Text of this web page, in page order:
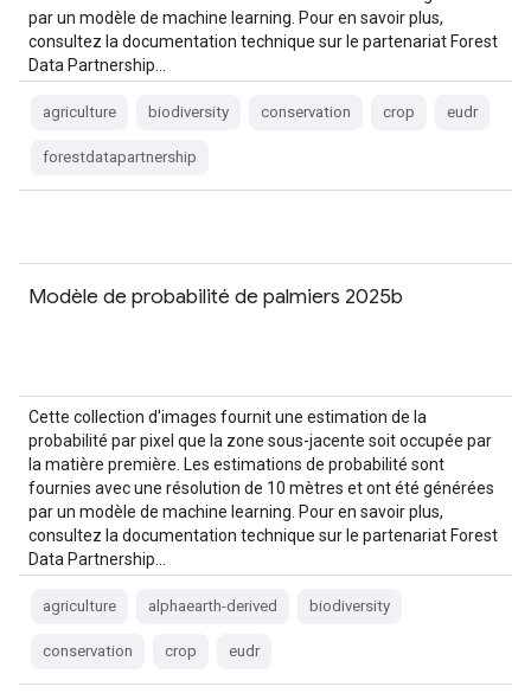
par un modèle de machine learning. Pour en savoir plus,
consultez la documentation technique sur le partenariat Forest
Data Partnership…
agriculture biodiversity conservation crop eudr
forestdatapartnership
Modèle de probabilité de palmiers 2025b
Cette collection d'images fournit une estimation de la
probabilité par pixel que la zone sous-jacente soit occupée par
la matière première. Les estimations de probabilité sont
fournies avec une résolution de 10 mètres et ont été générées
par un modèle de machine learning. Pour en savoir plus,
consultez la documentation technique sur le partenariat Forest
Data Partnership…
agriculture alphaearth-derived biodiversity
conservation crop eudr